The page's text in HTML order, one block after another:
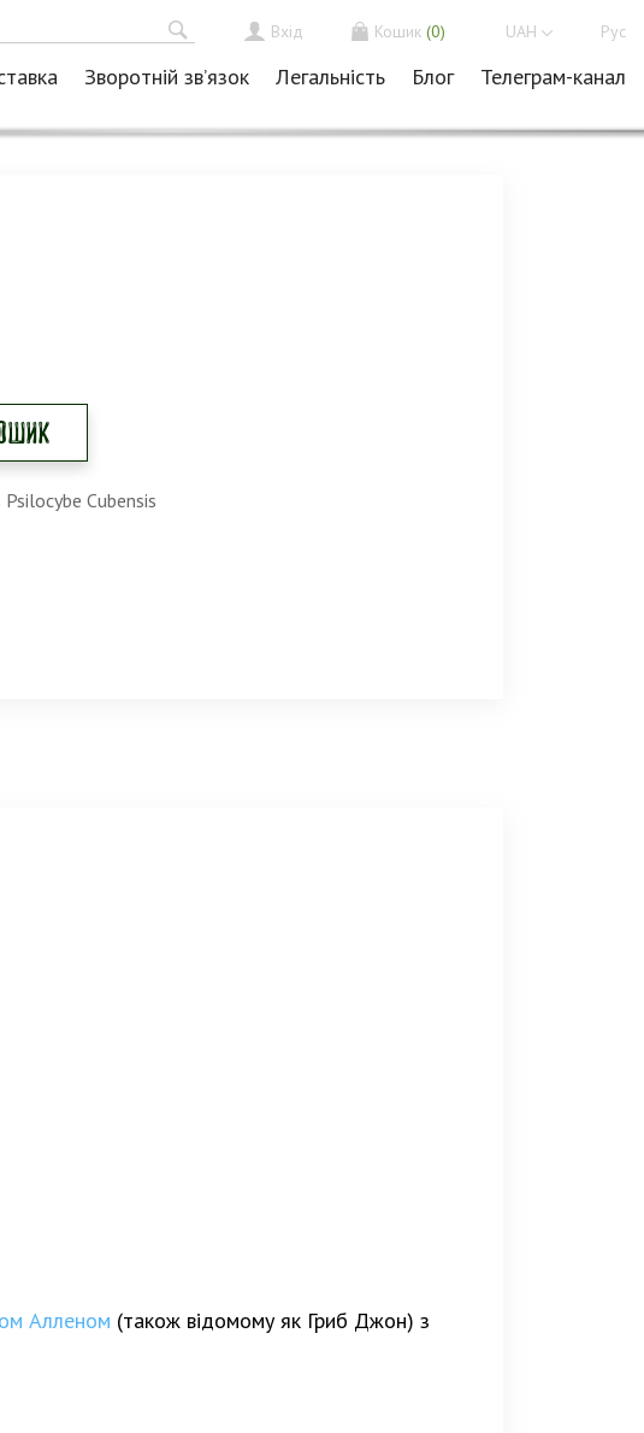
Вхід Кошик (0) UAH Рус
Зворотній зв’язок Легальність Блог Телеграм-канал
Psilocybe Cubensis
Алленом (також відомому як Гриб Джон) з